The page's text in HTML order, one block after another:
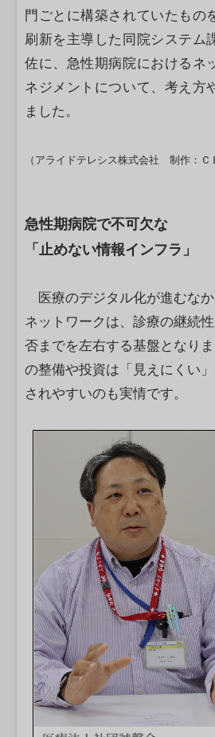
門ごとに構築されていたもの
刷新を主導した同院システム
佐に、急性期病院におけるネ
ネジメントについて、考え方
ました。
（アライドテレシス株式会社 制作：Ｃ
急性期病院で不可欠な
「止めない情報インフラ」
医療のデジタル化が進むなか
ネットワークは、診療の継続
否までを左右する基盤となり
の整備や投資は「見えにくい
されやすいのも実情です。